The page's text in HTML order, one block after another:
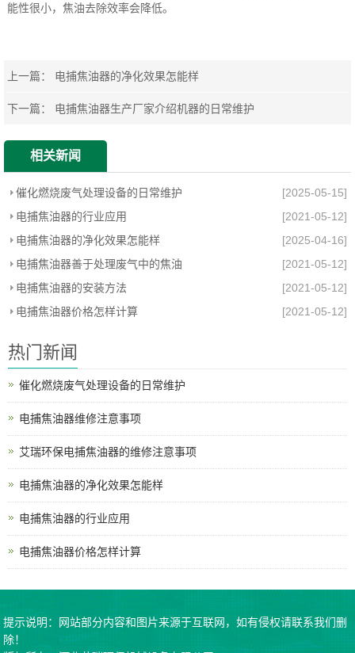
能性很小，焦油去除效率会降低。
上一篇： 电捕焦油器的净化效果怎能样
下一篇： 电捕焦油器生产厂家介绍机器的日常维护
相关新闻
催化燃烧废气处理设备的日常维护
[2025-05-15]
电捕焦油器的行业应用
[2021-05-12]
电捕焦油器的净化效果怎能样
[2025-04-16]
电捕焦油器善于处理废气中的焦油
[2021-05-12]
电捕焦油器的安装方法
[2021-05-12]
电捕焦油器价格怎样计算
[2021-05-12]
热门新闻
催化燃烧废气处理设备的日常维护
电捕焦油器维修注意事项
艾瑞环保电捕焦油器的维修注意事项
电捕焦油器的净化效果怎能样
电捕焦油器的行业应用
电捕焦油器价格怎样计算
提示说明：网站部分内容和图片来源于互联网，如有侵权请联系我们删
除！